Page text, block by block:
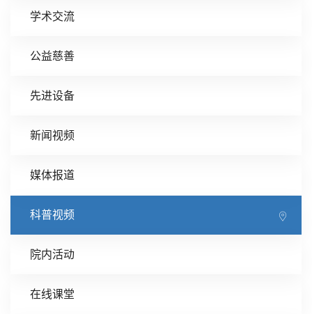
学术交流
公益慈善
先进设备
新闻视频
媒体报道
科普视频
院内活动
在线课堂